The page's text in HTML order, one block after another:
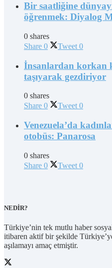
Bir saatliğine
öğrenmek: Diyalog
0 shares
Share 0 Tweet 0
İnsanlardan korkan
taşıyarak gezdiriyor
0 shares
Share 0 Tweet 0
Venezuela’da
otobüs: Panarosa
0 shares
Share 0 Tweet 0
NEDİR?
Türkiye’nin tek mutlu haber
itibaren aktif bir şekilde
aşılamayı amaç etmiştir.